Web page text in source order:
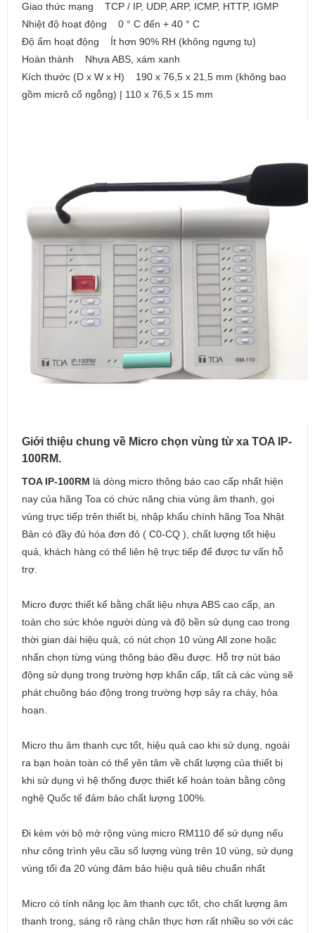
Giao thức mạng TCP / IP, UDP, ARP, ICMP, HTTP, IGMP
Nhiệt độ hoạt động 0 ° C đến + 40 ° C
Độ ẩm hoạt động Ít hơn 90% RH (không ngưng tụ)
Hoàn thành Nhựa ABS, xám xanh
Kích thước (D x W x H) 190 x 76,5 x 21,5 mm (không bao
gồm micrô cổ ngỗng) | 110 x 76,5 x 15 mm
Giới thiệu chung về Micro chọn vùng từ xa TOA IP-
100RM.
TOA IP-100RM là dòng micro thông báo cao cấp nhất hiện
nay của hãng Toa có chức năng chia vùng âm thanh, gọi
vùng trực tiếp trên thiết bị, nhập khẩu chính hãng Toa Nhật
Bản có đầy đủ hóa đơn đỏ ( C0-CQ ), chất lượng tốt hiệu
quả, khách hàng có thể liên hệ trực tiếp để được tư vấn hỗ
trợ.
Micro được thiết kế bằng chất liệu nhựa ABS cao cấp, an
toàn cho sức khỏe người dùng và độ bền sử dụng cao trong
thời gian dài hiệu quả, có nút chọn 10 vùng All zone hoặc
nhấn chọn từng vùng thông báo đều được. Hỗ trợ nút báo
động sử dụng trong trường hợp khẩn cấp, tất cả các vùng sẽ
phát chuông báo động trong trường hợp sảy ra cháy, hỏa
hoạn.
Micro thu âm thanh cực tốt, hiệu quả cao khi sử dụng, ngoài
ra bạn hoàn toàn có thể yên tâm về chất lượng của thiết bị
khi sử dụng vì hệ thống được thiết kế hoàn toàn bằng công
nghệ Quốc tế đảm bảo chất lượng 100%.
Đi kèm với bộ mở rộng vùng micro RM110 để sử dụng nếu
như công trình yêu cầu số lượng vùng trên 10 vùng, sử dụng
vùng tối đa 20 vùng đảm bảo hiệu quả tiêu chuẩn nhất
Micro có tính năng lọc âm thanh cực tốt, cho chất lượng âm
thanh trong, sáng rõ ràng chân thực hơn rất nhiều so với các